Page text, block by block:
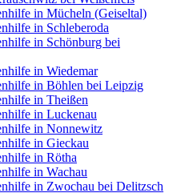
in Mücheln (Geiseltal)
in Schleberoda
in Schönburg bei
in Wiedemar
in Böhlen bei Leipzig
in Theißen
in Luckenau
in Nonnewitz
in Gieckau
in Rötha
in Wachau
in Zwochau bei Delitzsch